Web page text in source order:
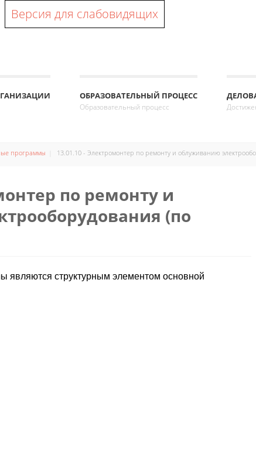
Версия для слабовидящих
ОБРАЗОВАТЕЛЬНЫЙ ПРОЦЕСС
Образовательный процесс
программы 13.01.10 - Электромонтер по ремонту и облуживанию
по ремонту и
(по
являются структурным элементом основной